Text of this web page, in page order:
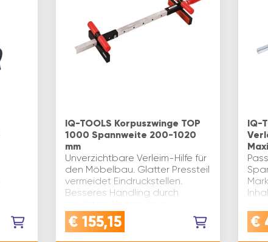
IQ-TOOLS Korpuszwinge TOP
1000 Spannweite 200-1020
mm
Unverzichtbare Verleim-Hilfe für
den Möbelbau. Glatter Pressteil
vermeidet Eindruckstellen.
Besseres Handling durch
Arbeitsfläche und
ergonomische Holzgriffe.
€ 155,15
IQ-
€